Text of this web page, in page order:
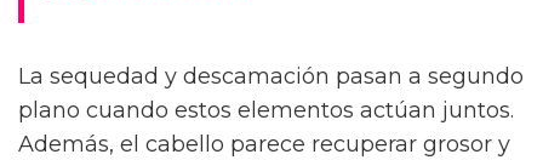
La sequedad y descamación pasan a segundo
plano cuando estos elementos actúan juntos.
Además, el cabello parece recuperar grosor y